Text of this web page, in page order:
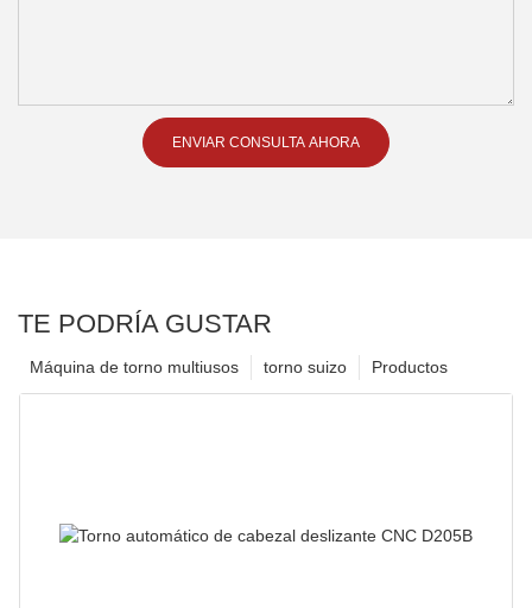
ENVIAR CONSULTA AHORA
TE PODRÍA GUSTAR
Productos
torno suizo
Máquina de torno multiusos